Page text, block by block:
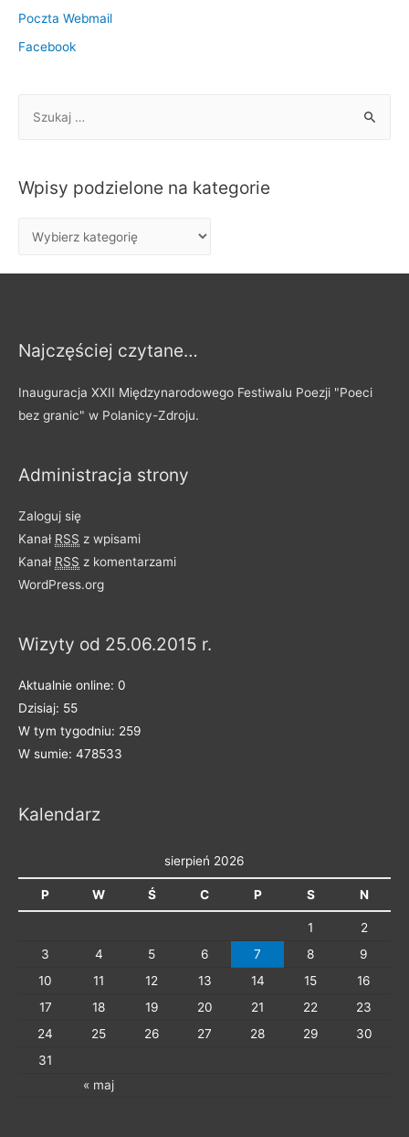
Poczta Webmail
Facebook
kWpisy podzielone na kategorie
p
e
k
e
g
i
Najczęściej czytane…
Inauguracja XXII Międzynarodowego Festiwalu Poezji "Poeci
bez granic" w Polanicy-Zdroju.
Administracja strony
Zaloguj się
Kanał RSS z wpisami
Kanał RSS z komentarzami
WordPress.org
Wizyty od 25.06.2015 r.
Aktualnie online: 0
Dzisiaj: 55
W tym tygodniu: 259
W sumie: 478533
Kalendarz
sierpień 2026
P W Ś C P S N
« maj
1
2
3
4 5 6 7 8
9
10
11 12 13 14 15
16
17
18 19 20 21 22
23
24
25 26 27 28 29
30
31